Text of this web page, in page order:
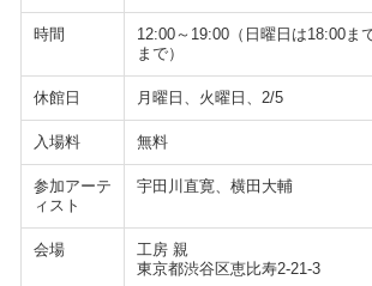
時間
12:00～19:00（日曜日は18:00ま
まで）
休館日 月曜日、火曜日、2/5
入場料 無料
参加アーテ
ィスト
宇田川直寛、横田大輔
会場
工房 親
東京都渋谷区恵比寿2-21-3